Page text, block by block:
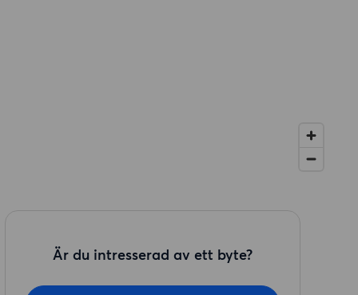
Är du intresserad av ett byte?